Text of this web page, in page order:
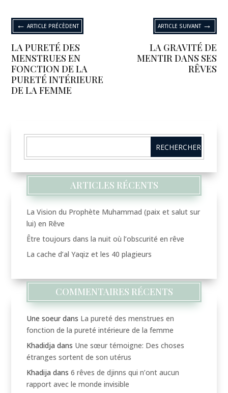
← ARTICLE PRÉCÈDENT
LA PURETÉ DES
MENSTRUES EN
FONCTION DE LA
PURETÉ INTÉRIEURE
DE LA FEMME
ARTICLE SUIVANT →
LA GRAVITÉ DE
MENTIR DANS SES
RÊVES
ARTICLES RÉCENTS
La Vision du Prophète Muhammad (paix et salut sur
lui) en Rêve
Être toujours dans la nuit où l’obscurité en rêve
La cache d’al Yaqiz et les 40 plagieurs
COMMENTAIRES RÉCENTS
Une soeurdans La pureté des menstrues en
fonction de la pureté intérieure de la femme
Khadidja dans Une sœur témoigne: Des choses
étranges sortent de son utérus
Khadija dans6 rêves de djinns qui n’ont aucun
rapport avec le monde invisible